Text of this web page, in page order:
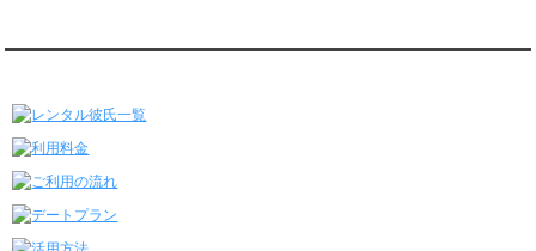
レンタル彼氏と3回のオンラインデートがありました。
レンタル彼氏と2回のオンラインデートがありました。
6/15～6/21
レンタル彼氏と4回のオンラインデートがありました。
6/8～6/14
レンタル彼氏と161回の通常デートがありました。